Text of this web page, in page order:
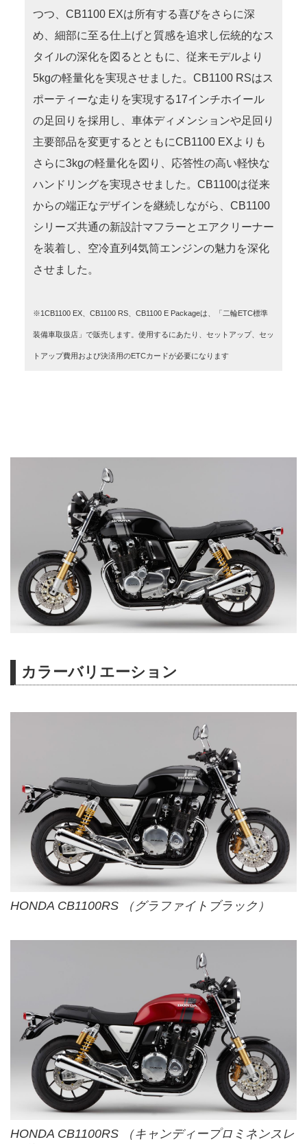
つつ、CB1100 EXは所有する喜びをさらに深
め、細部に至る仕上げと質感を追求し伝統的なス
タイルの深化を図るとともに、従来モデルより
5kgの軽量化を実現させました。CB1100 RSはス
ポーティーな走りを実現する17インチホイール
の足回りを採用し、車体ディメンションや足回り
主要部品を変更するとともにCB1100 EXよりも
さらに3kgの軽量化を図り、応答性の高い軽快な
ハンドリングを実現させました。CB1100は従来
からの端正なデザインを継続しながら、CB1100
シリーズ共通の新設計マフラーとエアクリーナー
を装着し、空冷直列4気筒エンジンの魅力を深化
させました。
※1CB1100 EX、CB1100 RS、CB1100 E Packageは、「二輪ETC標準
装備車取扱店」で販売します。使用するにあたり、セットアップ、セッ
トアップ費用および決済用のETCカードが必要になります
カラーバリエーション
HONDA CB1100RS （グラファイトブラック）
HONDA CB1100RS （キャンディープロミネンスレ